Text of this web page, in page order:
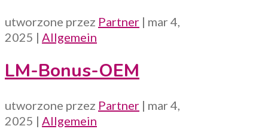
utworzone przez Partner | mar 4,
2025 | Allgemein
LM-Bonus-OEM
utworzone przez Partner | mar 4,
2025 | Allgemein